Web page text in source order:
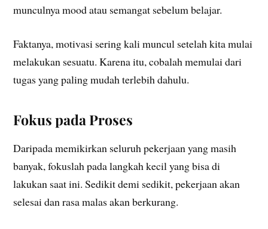
munculnya mood atau semangat sebelum belajar.
Faktanya, motivasi sering kali muncul setelah kita mulai
melakukan sesuatu. Karena itu, cobalah memulai dari
tugas yang paling mudah terlebih dahulu.
Fokus pada Proses
Daripada memikirkan seluruh pekerjaan yang masih
banyak, fokuslah pada langkah kecil yang bisa di
lakukan saat ini. Sedikit demi sedikit, pekerjaan akan
selesai dan rasa malas akan berkurang.